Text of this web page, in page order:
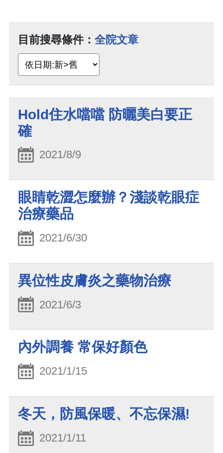
目前搜尋條件： 全院文章
Hold住水噹噹 防曬美白要正
確
2021/8/9
眼睛乾澀怎麼辦？淺談乾眼症
治療藥品
2021/6/30
異位性皮膚炎之藥物治療
2021/6/3
內外調養 常保好顏色
2021/1/15
冬天，防風保暖、不忘保濕!
2021/1/11